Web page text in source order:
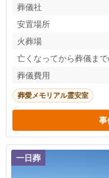
葬儀社
安置場所
火葬場
亡くなってから葬儀ま
葬儀費用
葬愛メモリアル霊安室
一日葬